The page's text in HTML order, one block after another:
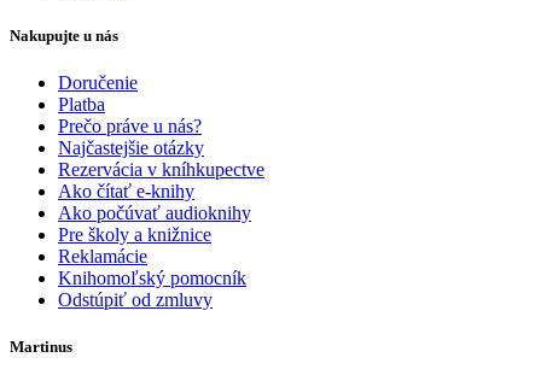
Nakupujte u nás
Doručenie
Platba
Prečo práve u nás?
Najčastejšie otázky
Rezervácia v kníhkupectve
Ako čítať e-knihy
Ako počúvať audioknihy
Pre školy a knižnice
Reklamácie
Knihomoľský pomocník
Odstúpiť od zmluvy
Martinus